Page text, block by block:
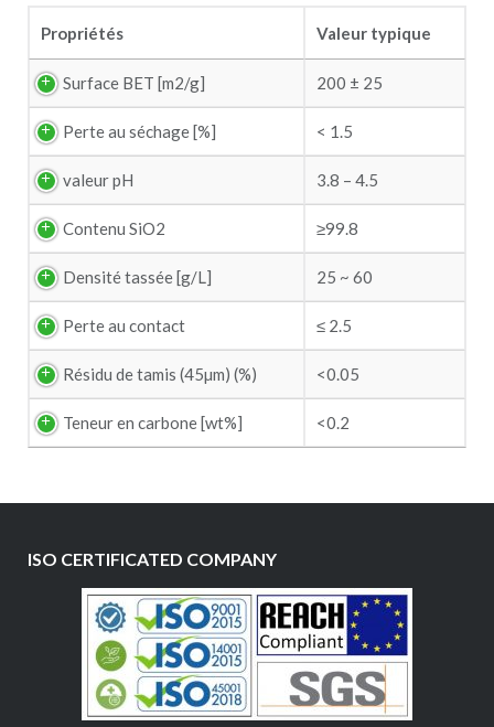
Cell phone (required)
Matière (required)
Message
Propriétés Valeur typique
Surface BET [m2/g] 200 ± 25
Perte au séchage [%] < 1.5
valeur pH 3.8 – 4.5
Contenu SiO2 ≥99.8
Densité tassée [g/L] 25 ~ 60
Perte au contact ≤ 2.5
Résidu de tamis (45µm) (%) <0.05
Teneur en carbone [wt%] <0.2
ISO CERTIFICATED COMPANY